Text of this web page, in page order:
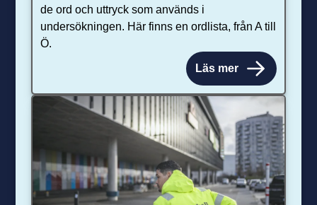
de ord och uttryck som används i
undersökningen. Här finns en ordlista, från A till
Ö.
Läs mer